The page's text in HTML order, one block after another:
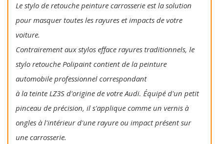
Le stylo de retouche peinture carrosserie est la solution
pour masquer toutes les rayures et impacts de votre
voiture.
Contrairement aux stylos efface rayures traditionnels, le
stylo retouche Polipaint contient de la peinture
automobile professionnel correspondant
à la teinte LZ3S d'origine de votre Audi. Équipé d'un petit
pinceau de précision, il s'applique comme un vernis à
ongles à l'intérieur d'une rayure ou impact présent sur
une carrosserie.